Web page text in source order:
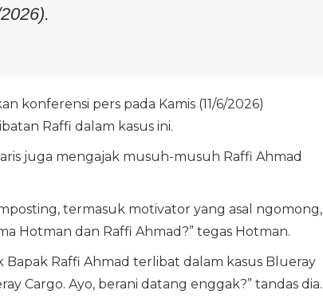
konferensi pers pada Kamis (11/6/2026)
Raffi dalam kasus ini.
juga mengajak musuh-musuh Raffi Ahmad
termasuk motivator yang asal ngomong,
Hotman dan Raffi Ahmad?” tegas Hotman.
Raffi Ahmad terlibat dalam kasus Blueray
Cargo. Ayo, berani datang enggak?” tandas dia.